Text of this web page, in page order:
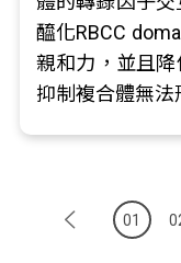
醯化RBCC
親和力，並且
抑制複合體無法
01